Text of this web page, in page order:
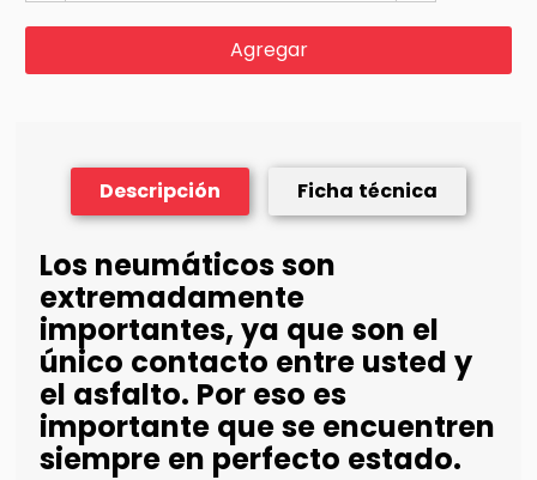
Agregar
Descripción Ficha técnica
Los neumáticos son
extremadamente
importantes, ya que son el
único contacto entre usted y
el asfalto. Por eso es
importante que se encuentren
siempre en perfecto estado.